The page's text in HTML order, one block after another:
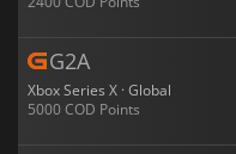
G2A
Xbox Series X · Global
5000 COD Points